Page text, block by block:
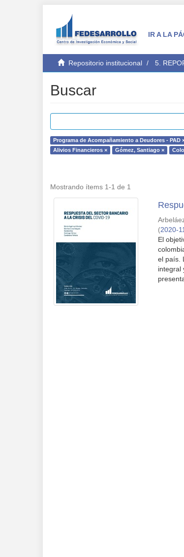
IR A LA
Repositorio institucional 5.
Buscar
Programa de Acompañamiento a Deudores - PAD
Alivios Financieros ×
Gómez, Santiago ×
Mostrando ítems 1-1 de 1
(2020-
El
el país.
integral